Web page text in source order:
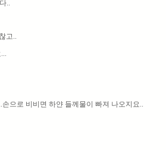
..
고..
으로 비비면 하얀 들께물이 빠져 나오지요..